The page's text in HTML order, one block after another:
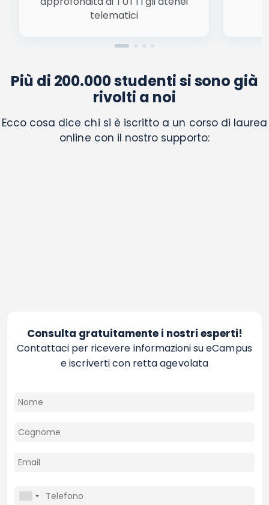
telematici
Più di 200.000 studenti si sono già
rivolti a noi
Ecco cosa dice chi si è iscritto a un corso di laurea
online con il nostro supporto:
Consulta gratuitamente i nostri esperti!
Contattaci per ricevere informazioni su eCampus
e iscriverti con retta agevolata